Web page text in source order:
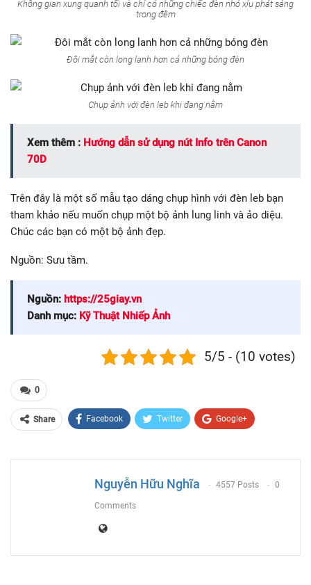
Không gian xung quanh tối và chỉ có những chiếc đèn nhỏ xíu phát sáng
trong đêm
Đôi mắt còn long lanh hơn cả những bóng đèn
Chụp ảnh với đèn leb khi đang nằm
Xem thêm : Hướng dẫn sử dụng nút Info trên Canon
70D
Trên đây là một số mẫu tạo dáng chụp hình với đèn leb bạn
tham khảo nếu muốn chụp một bộ ảnh lung linh và ảo diệu.
Chúc các bạn có một bộ ảnh đẹp.
Nguồn: Sưu tầm.
Nguồn: https://25giay.vn
Danh mục: Kỹ Thuật Nhiếp Ảnh
5/5 - (10 votes)
0
Share Facebook Twitter Google+
Nguyễn Hữu Nghĩa 4557 Posts 0
Comments